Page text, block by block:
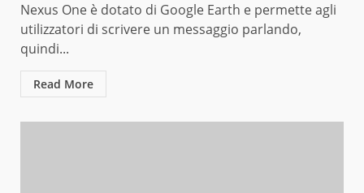
Nexus One è dotato di Google Earth e permette agli
utilizzatori di scrivere un messaggio parlando,
quindi...
Read More